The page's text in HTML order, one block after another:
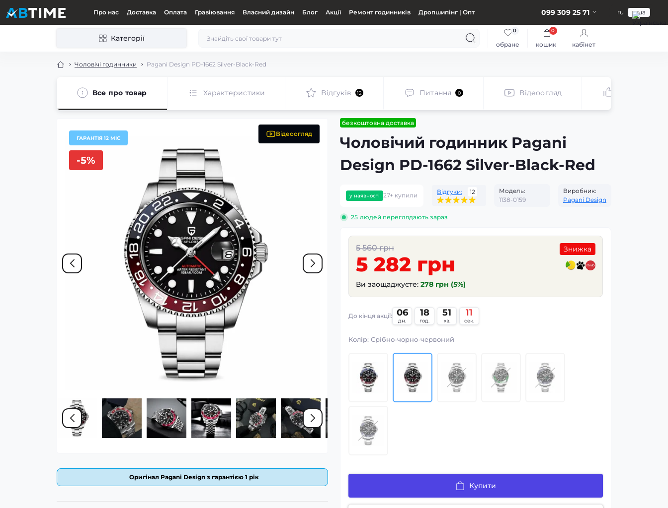
Про нас Доставка Оплата Гравіювання Власний дизайн Блог Акції Ремонт годинників Дропшипінг | Опт 099 309 25 71 ru ua
Категорії
обране
0
кошик
0
кабінет
Чоловічі годинники Pagani Design PD-1662 Silver-Black-Red
Все про товар Характеристики Відгуків 12 Питання 0 Відеоогляд
ГАРАНТІЯ 12 МІС
-5%
Відеоогляд
Оригінал Pagani Design з гарантією 1 рік
безкоштовна доставка
Чоловічий годинник Pagani
Design PD-1662 Silver-Black-Red
у наявності 27+ купили Відгуки: 12
Модель:
1138-0159
Виробник:
Pagani Design
25 людей переглядають зараз
5 560 грн
5 282 грн
Ви заощаджуєте: 278 грн (5%)
Знижка
До кінця акції: 06
дн.
18
год.
51
хв.
10
сек.
Колір: Срібно-чорно-червоний
Купити